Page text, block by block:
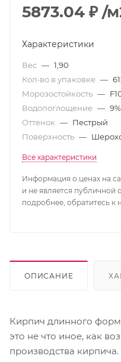
5873.04 ₽ /
Характеристики
Вес — 1,90
Кол-во в упаковке —
Морозостойкость —
Водопоглощение — 9%
Оттенок — Пестрый
Поверхность —
Все характеристики
Информация о ценах на
и не является публичной
подробнее, обратитесь к
ОПИСАНИЕ
Кирпич длинного
это не что иное, как
производства